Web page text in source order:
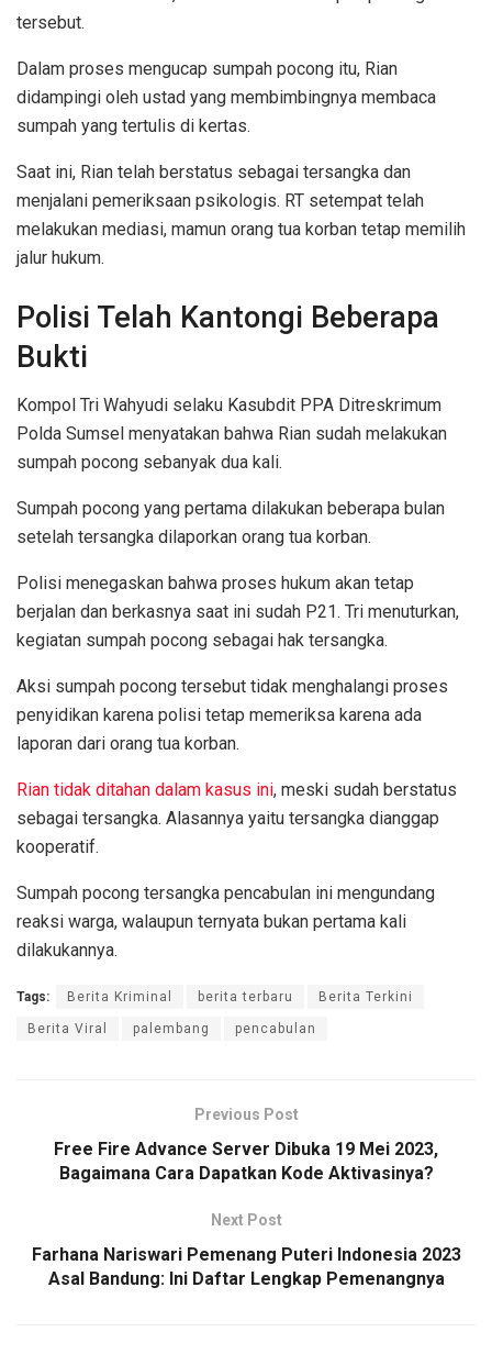
tersebut.
Dalam proses mengucap sumpah pocong itu, Rian
didampingi oleh ustad yang membimbingnya membaca
sumpah yang tertulis di kertas.
Saat ini, Rian telah berstatus sebagai tersangka dan
menjalani pemeriksaan psikologis. RT setempat telah
melakukan mediasi, mamun orang tua korban tetap memilih
jalur hukum.
Polisi Telah Kantongi Beberapa
Bukti
Kompol Tri Wahyudi selaku Kasubdit PPA Ditreskrimum
Polda Sumsel menyatakan bahwa Rian sudah melakukan
sumpah pocong sebanyak dua kali.
Sumpah pocong yang pertama dilakukan beberapa bulan
setelah tersangka dilaporkan orang tua korban.
Polisi menegaskan bahwa proses hukum akan tetap
berjalan dan berkasnya saat ini sudah P21. Tri menuturkan,
kegiatan sumpah pocong sebagai hak tersangka.
Aksi sumpah pocong tersebut tidak menghalangi proses
penyidikan karena polisi tetap memeriksa karena ada
laporan dari orang tua korban.
Rian tidak ditahan dalam kasus ini, meski sudah berstatus
sebagai tersangka. Alasannya yaitu tersangka dianggap
kooperatif.
Sumpah pocong tersangka pencabulan ini mengundang
reaksi warga, walaupun ternyata bukan pertama kali
dilakukannya.
Tags: Berita Kriminal berita terbaru Berita Terkini
Berita Viral palembang pencabulan
Previous Post
Free Fire Advance Server Dibuka 19 Mei 2023,
Bagaimana Cara Dapatkan Kode Aktivasinya?
Next Post
Farhana Nariswari Pemenang Puteri Indonesia 2023
Asal Bandung: Ini Daftar Lengkap Pemenangnya